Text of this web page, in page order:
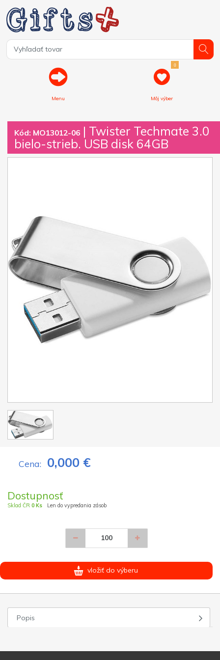
Menu
0
Môj výber
Kód: MO13012-06 | Twister Techmate 3.0
bielo-strieb. USB disk 64GB
Cena: 0,000 €
Dostupnosť
Sklad ČR 0 Ks Len do vypredania zásob
vložiť do výberu
Popis